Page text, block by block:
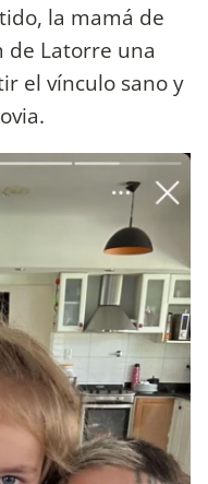
la mamá de
de Latorre una
el vínculo sano y